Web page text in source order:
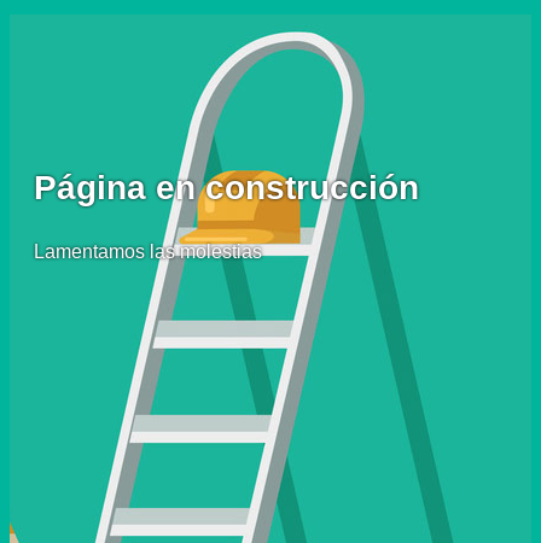
Página en construcción
Lamentamos las molestias